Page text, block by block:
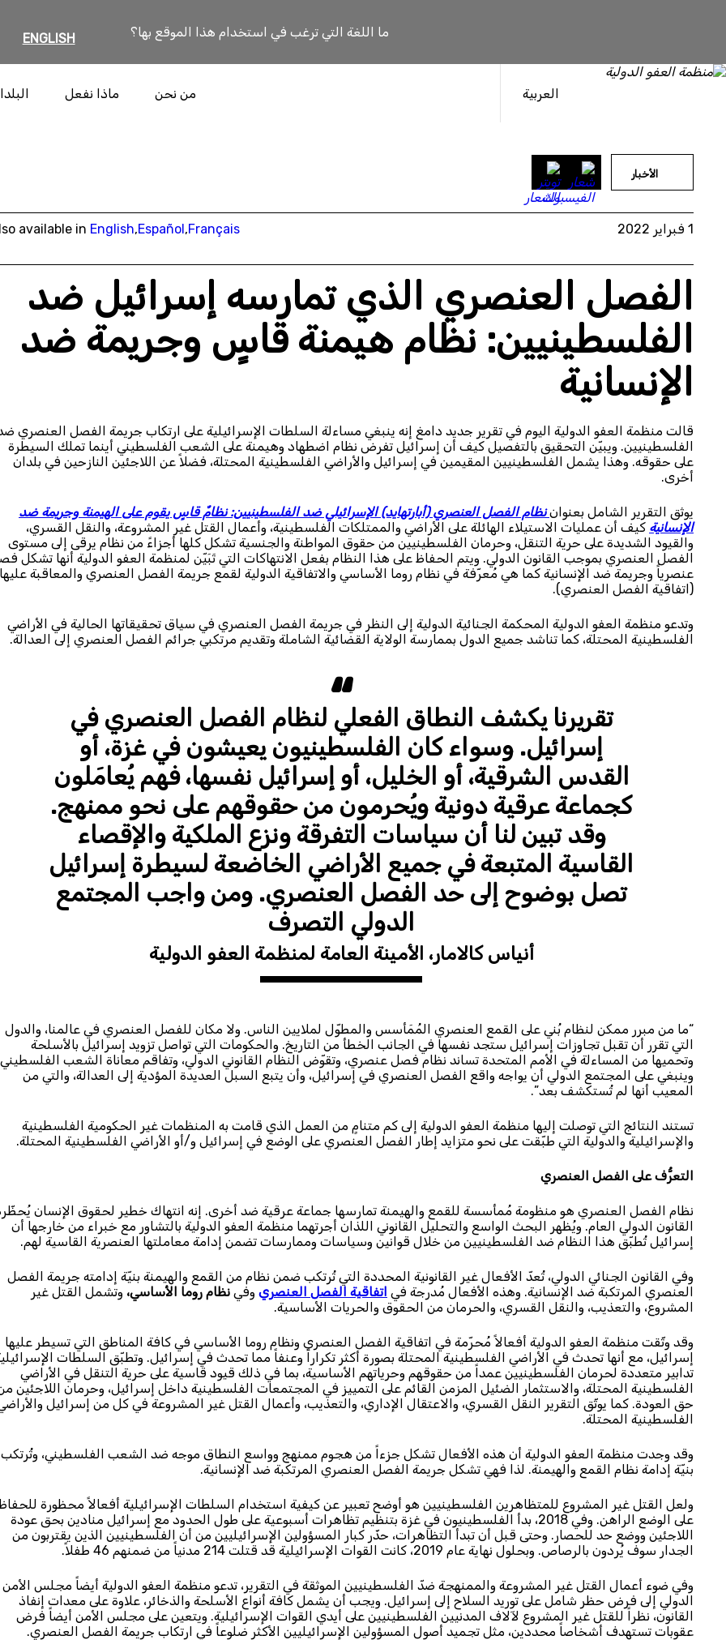
ما اللغة التي ترغب في استخدام هذا الموقع بها؟ ENGLISH
العربية من نحن ماذا نفعل
الأخبار
1 فبراير 2022 available in English,Español,Français
الفصل العنصري الذي تمارسه إسرائيل ضد
الفلسطينيين: نظام هيمنة قاسٍ وجريمة ضد
الإنسانية
قالت منظمة العفو الدولية اليوم في تقرير جديد دامغ إنه ينبغي مساءلة السلطات الإسرائيلية على ارتكاب جريمة الفصل العنصري
الفلسطينيين. ويبيّن التحقيق بالتفصيل كيف أن إسرائيل تفرض نظام اضطهاد وهيمنة على الشعب الفلسطيني أينما تملك السيطرة
على حقوقه. وهذا يشمل الفلسطينيين المقيمين في إسرائيل والأراضي الفلسطينية المحتلة، فضلاً عن اللاجئين النازحين في بلدان
أخرى.
يوثق التقرير الشامل بعنوان نظام الفصل العنصري (أبارتهايد) الإسرائيلي ضد الفلسطينيين: نظامٌ قاسٍ يقوم على الهيمنة وجريمة ضد
الإنسانية كيف أن عمليات الاستيلاء الهائلة على الأراضي والممتلكات الفلسطينية، وأعمال القتل غير المشروعة، والنقل القسري،
والقيود الشديدة على حرية التنقل، وحرمان الفلسطينيين من حقوق المواطنة والجنسية تشكل كلها أجزاءً من نظام يرقى إلى مستوى
الفصل العنصري بموجب القانون الدولي. ويتم الحفاظ على هذا النظام بفعل الانتهاكات التي تَبَيّن لمنظمة العفو الدولية أنها تشكل
عنصرياً وجريمة ضد الإنسانية كما هي مُعرّفة في نظام روما الأساسي والاتفاقية الدولية لقمع جريمة الفصل العنصري والمعاقبة عليها
(اتفاقية الفصل العنصري).
وتدعو منظمة العفو الدولية المحكمة الجنائية الدولية إلى النظر في جريمة الفصل العنصري في سياق تحقيقاتها الحالية في الأراضي
الفلسطينية المحتلة، كما تناشد جميع الدول بممارسة الولاية القضائية الشاملة وتقديم مرتكبي جرائم الفصل العنصري إلى العدالة.
تقريرنا يكشف النطاق الفعلي لنظام الفصل العنصري في
إسرائيل. وسواء كان الفلسطينيون يعيشون في غزة، أو
القدس الشرقية، أو الخليل، أو إسرائيل نفسها، فهم يُعامَلون
كجماعة عرقية دونية ويُحرمون من حقوقهم على نحو ممنهج.
وقد تبين لنا أن سياسات التفرقة ونزع الملكية والإقصاء
القاسية المتبعة في جميع الأراضي الخاضعة لسيطرة إسرائيل
تصل بوضوح إلى حد الفصل العنصري. ومن واجب المجتمع
الدولي التصرف
أنياس كالامار، الأمينة العامة لمنظمة العفو الدولية
“ما من مبرر ممكن لنظام بُني على القمع العنصري المُمَأسس والمطوّل لملايين الناس. ولا مكان للفصل العنصري في عالمنا، والدول
التي تقرر أن تقبل تجاوزات إسرائيل ستجد نفسها في الجانب الخطأ من التاريخ. والحكومات التي تواصل تزويد إسرائيل بالأسلحة
وتحميها من المساءلة في الأمم المتحدة تساند نظام فصل عنصري، وتقوّض النظام القانوني الدولي، وتفاقم معاناة الشعب
وينبغي على المجتمع الدولي أن يواجه واقع الفصل العنصري في إسرائيل، وأن يتبع السبل العديدة المؤدية إلى العدالة، والتي من
المعيب أنها لم تُستكشف بعد”.
تستند النتائج التي توصلت إليها منظمة العفو الدولية إلى كم متنامٍ من العمل الذي قامت به المنظمات غير الحكومية الفلسطينية
والإسرائيلية والدولية التي طبّقت على نحو متزايد إطار الفصل العنصري على الوضع في إسرائيل و/أو الأراضي الفلسطينية المحتلة.
التعرُّف على الفصل العنصري
نظام الفصل العنصري هو منظومة مُمأسسة للقمع والهيمنة تمارسها جماعة عرقية ضد أخرى. إنه انتهاك خطير لحقوق الإنسان
القانون الدولي العام. ويُظهر البحث الواسع والتحليل القانوني اللذان أجرتهما منظمة العفو الدولية بالتشاور مع خبراء من خارجها أن
إسرائيل تُطبّق هذا النظام ضد الفلسطينيين من خلال قوانين وسياسات وممارسات تضمن إدامة معاملتها العنصرية القاسية لهم.
وفي القانون الجنائي الدولي، تُعدّ الأفعال غير القانونية المحددة التي تُرتكب ضمن نظام من القمع والهيمنة بنيّة إدامته جريمة الفصل
العنصري المرتكبة ضد الإنسانية. وهذه الأفعال مُدرجة في اتفاقية الفصل العنصري وفي نظام روما الأساسي، وتشمل القتل غير
المشروع، والتعذيب، والنقل القسري، والحرمان من الحقوق والحريات الأساسية.
وقد وثّقت منظمة العفو الدولية أفعالاً مُحرّمة في اتفاقية الفصل العنصري ونظام روما الأساسي في كافة المناطق التي تسيطر عليها
إسرائيل، مع أنها تحدث في الأراضي الفلسطينية المحتلة بصورة أكثر تكراراً وعنفاً مما تحدث في إسرائيل. وتطبّق السلطات
تدابير متعددة لحرمان الفلسطينيين عمداً من حقوقهم وحرياتهم الأساسية، بما في ذلك قيود قاسية على حرية التنقل في الأراضي
الفلسطينية المحتلة، والاستثمار الضئيل المزمن القائم على التمييز في المجتمعات الفلسطينية داخل إسرائيل، وحرمان اللاجئين
حق العودة. كما يوثّق التقرير النقل القسري، والاعتقال الإداري، والتعذيب، وأعمال القتل غير المشروعة في كل من إسرائيل
الفلسطينية المحتلة.
وقد وجدت منظمة العفو الدولية أن هذه الأفعال تشكل جزءاً من هجوم ممنهج وواسع النطاق موجه ضد الشعب الفلسطيني، وتُرتكب
بنيّة إدامة نظام القمع والهيمنة. لذا فهي تشكل جريمة الفصل العنصري المرتكبة ضد الإنسانية.
ولعل القتل غير المشروع للمتظاهرين الفلسطينيين هو أوضح تعبير عن كيفية استخدام السلطات الإسرائيلية أفعالاً محظورة
على الوضع الراهن. وفي 2018، بدأ الفلسطينيون في غزة بتنظيم تظاهرات أسبوعية على طول الحدود مع إسرائيل منادين بحق عودة
اللاجئين ووضع حد للحصار. وحتى قبل أن تبدأ التظاهرات، حذّر كبار المسؤولين الإسرائيليين من أن الفلسطينيين الذين يقتربون من
الجدار سوف يُردون بالرصاص. وبحلول نهاية عام 2019، كانت القوات الإسرائيلية قد قتلت 214 مدنياً من ضمنهم 46 طفلاً.
وفي ضوء أعمال القتل غير المشروعة والممنهجة ضدّ الفلسطينيين الموثقة في التقرير، تدعو منظمة العفو الدولية أيضاً مجلس الأمن
الدولي إلى فرض حظر شامل على توريد السلاح إلى إسرائيل. ويجب أن يشمل كافة أنواع الأسلحة والذخائر، علاوة على معدات إنفاذ
القانون، نظراً للقتل غير المشروع لآلاف المدنيين الفلسطينيين على أيدي القوات الإسرائيلية. ويتعين على مجلس الأمن أيضاً فرض
عقوبات تستهدف أشخاصاً محددين، مثل تجميد أصول المسؤولين الإسرائيليين الأكثر ضلوعاً في ارتكاب جريمة الفصل العنصري.